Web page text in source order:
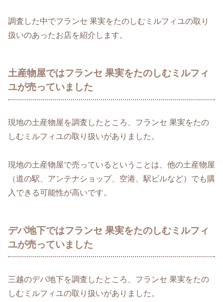
調査した中でフランセ 果実をたのしむミルフィユの取り
扱いのあったお店を紹介します。
土産物屋ではフランセ 果実をたのしむミルフィ
ユが売っていました
現地の土産物屋を調査したところ、フランセ 果実をたの
しむミルフィユの取り扱いがありました。
現地の土産物屋で売っているということは、他の土産物屋
（道の駅、アンテナショップ、空港、駅ビルなど）でも購
入できる可能性が高いです。
デパ地下ではフランセ 果実をたのしむミルフィ
ユが売っていました
三越のデパ地下を調査したところ、フランセ 果実をたの
しむミルフィユの取り扱いがありました。